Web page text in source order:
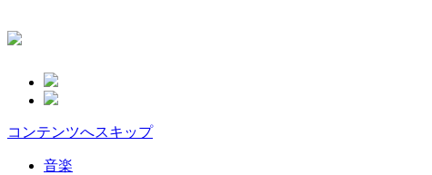
コンテンツへスキップ
音楽